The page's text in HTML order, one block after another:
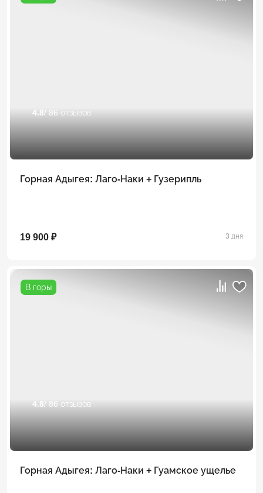
4.8/ 86 отзывов
Горная Адыгея: Лаго-Наки + Гузерипль
19 900 ₽ 3 дня
В горы
4.8/ 86 отзывов
Горная Адыгея: Лаго-Наки + Гуамское ущелье